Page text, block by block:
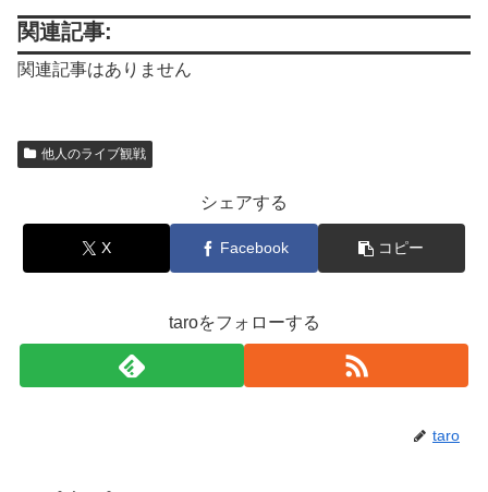
関連記事:
関連記事はありません
他人のライブ観戦
シェアする
X Facebook コピー
taroをフォローする
taro